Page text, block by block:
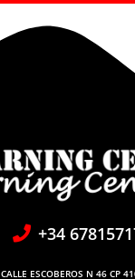
+34
CALLE ESCOBEROS N 46 CP